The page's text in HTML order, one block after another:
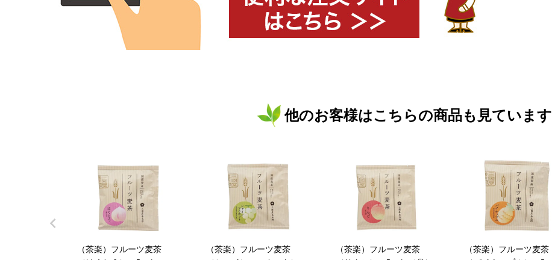
他のお客様はこちらの商品も見ています
（茶楽）フルーツ麦茶
（茶楽）フルーツ麦茶
（茶楽）フルーツ麦茶
（茶楽）フルーツ麦茶